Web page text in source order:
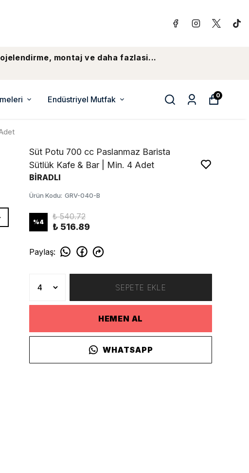
montaj ve daha fazlasi...
Endüstriyel Mutfak 0
Süt Potu 700 cc Paslanmaz Barista
Sütlük Kafe & Bar | Min. 4 Adet
BİRADLI
Ürün Kodu: GRV-040-B
%4
₺ 540.72
₺ 516.89
Paylaş:
SEPETE EKLE
HEMEN AL
WHATSAPP